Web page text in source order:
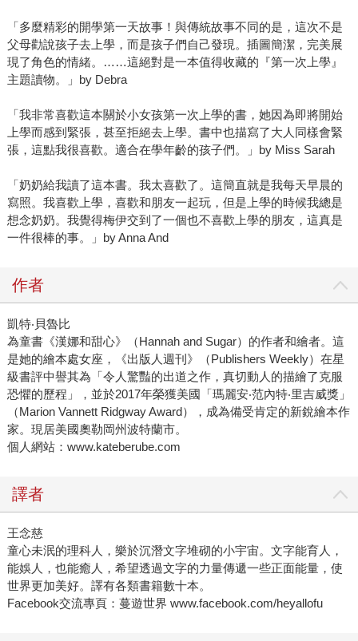
「多麼精彩的開學第一天故事！與傳統故事不同的是，這次不是
父母勸說孩子去上學，而是孩子們自己發現。插圖簡潔，完美展
現了角色的情緒。……這絕對是一本值得收藏的『第一次上學』
主題讀物。」by Debra
「我非常喜歡這本關於小女孩第一次上學的書，她因為即將開始
上學而感到緊張，甚至拒絕去上學。書中也描寫了大人同樣會緊
張，這點我很喜歡。適合在學年齡的孩子們。」by Miss Sarah
「奶奶給我讀了這本書。我太喜歡了。這簡直就是我每天早晨的
寫照。我喜歡上學，喜歡和朋友一起玩，但是上學的時候我總是
想念奶奶。我覺得梅伊交到了一個也不喜歡上學的朋友，這真是
一件很棒的事。」by Anna And
作者
凱特‧貝魯比
為童書《漢娜和甜心》（Hannah and Sugar）的作者和繪者。這
是她的繪本處女座，《出版人週刊》（Publishers Weekly）在星
級書評中譽其為「令人驚豔的出道之作，真切動人的描繪了克服
恐懼的歷程」，並於2017年榮獲美國「瑪麗安‧范內特‧里吉威獎」
（Marion Vannett Ridgway Award），成為備受肯定的新銳繪本作
家。現居美國奧勒岡州波特蘭市。
個人網站：www.kateberube.com
譯者
王念慈
童心未泯的理科人，樂於沉潛文字堆砌的小宇宙。文字能育人，
能娛人，也能癒人，希望透過文字的力量傳遞一些正面能量，使
世界更加美好。譯有各類書籍數十本。
Facebook交流專頁：蔓遊世界 www.facebook.com/heyallofu